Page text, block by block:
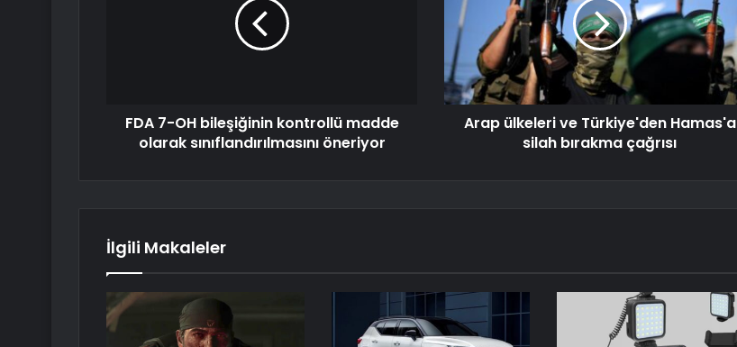
FDA 7-OH bileşiğinin kontrollü madde
olarak sınıflandırılmasını öneriyor
Arap ülkeleri ve Türkiye'den Hamas'a
silah bırakma çağrısı
İlgili Makaleler